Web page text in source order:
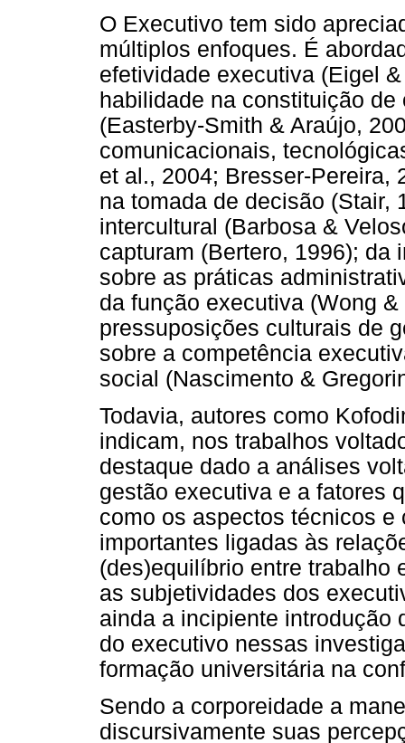
O Executivo tem sido
múltiplos enfoques. É
efetividade executiva (Eigel
habilidade na constituição
(Easterby-Smith & Araújo,
comunicacionais,
et al., 2004; Bresser-Pereira,
na tomada de decisão (Stair,
intercultural (Barbosa &
capturam (Bertero, 1996); da
sobre as práticas
da função executiva (Wong
pressuposições culturais de
sobre a competência
social (Nascimento &
Todavia, autores como
indicam, nos trabalhos
destaque dado a análises
gestão executiva e a fatores
como os aspectos técnicos
importantes ligadas às
(des)equilíbrio entre trabalho
as subjetividades dos
ainda a incipiente introdução
do executivo nessas
formação universitária na
Sendo a corporeidade a
discursivamente suas